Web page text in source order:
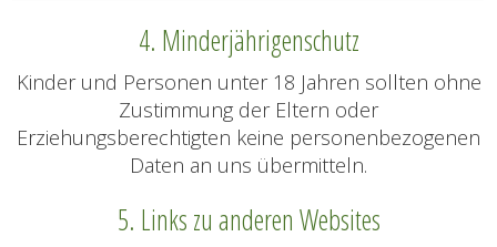
4. Minderjährigenschutz
Kinder und Personen unter 18 Jahren sollten ohne
Zustimmung der Eltern oder
Erziehungsberechtigten keine personenbezogenen
Daten an uns übermitteln.
5. Links zu anderen Websites